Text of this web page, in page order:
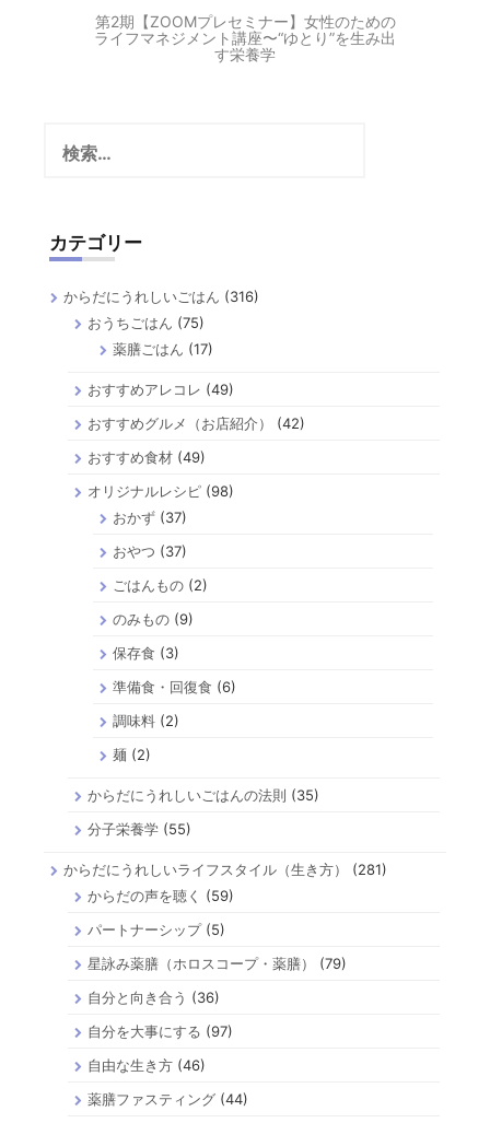
第2期【ZOOMプレセミナー】女性のための
ライフマネジメント講座〜“ゆとり”を生み出
す栄養学
カテゴリー
からだにうれしいごはん (316)
おうちごはん (75)
薬膳ごはん (17)
おすすめアレコレ (49)
おすすめグルメ（お店紹介）
(42)
おすすめ食材 (49)
オリジナルレシピ (98)
おかず(37)
おやつ (37)
ごはんもの(2)
のみもの(9)
保存食 (3)
準備食・回復食 (6)
調味料(2)
麺 (2)
からだにうれしいごはんの法則 (35)
分子栄養学 (55)
からだにうれしいライフスタイル（生き方）
(281)
からだの声を聴く
(59)
パートナーシップ(5)
星詠み薬膳（ホロスコープ・薬膳）
(79)
自分と向き合う (36)
自分を大事にする (97)
自由な生き方 (46)
薬膳ファスティング (44)